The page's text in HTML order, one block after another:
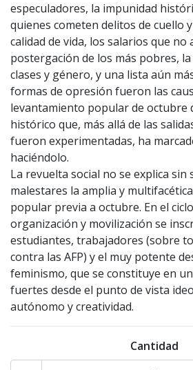
especuladores, la impunidad
quienes cometen delitos de cuello
calidad de vida, los salarios que no
postergación de los más pobres,
clases y género, y una lista aún
formas de opresión fueron las
levantamiento popular de octubre
histórico que, más allá de las
fueron experimentadas, ha
haciéndolo.
La revuelta social no se explica sin
malestares la amplia y
popular previa a octubre. En el
organización y movilización se
estudiantes, trabajadores (sobre
contra las AFP) y el muy potente
feminismo, que se constituye en
fuertes desde el punto de vista
autónomo y creatividad.
Cantidad